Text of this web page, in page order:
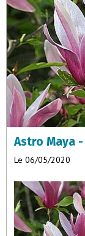
personnalité, la
un aperçu des
naissance pour les
ambitieuses et
travail inachevé
profonde,
incarnent une
l’ascension
elles brisent les
Astro Maya
Le 06/05/2020